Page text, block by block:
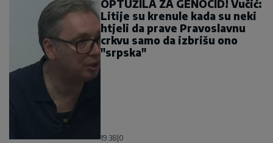
OPTUŽILA ZA GENOCID! Vučić:
Litije su krenule kada su neki
htjeli da prave Pravoslavnu
crkvu samo da izbrišu ono
"srpska"
19:38|0